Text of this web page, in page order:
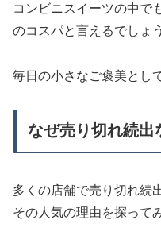
コンビニスイーツの中で
のコスパと言えるでしょう
毎日の小さなご褒美とし
なぜ売り切れ続出
多くの店舗で売り切れ続
その人気の理由を探って